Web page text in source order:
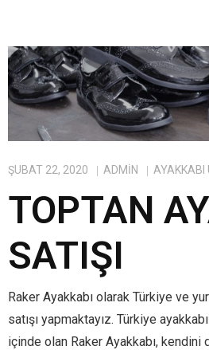
ŞUBAT 22, 2020 ADMIN AYAKKABI
TOPTAN
SATIŞI
Raker Ayakkabı olarak Türkiye ve
satışı yapmaktayız. Türkiye
içinde olan Raker Ayakkabı,